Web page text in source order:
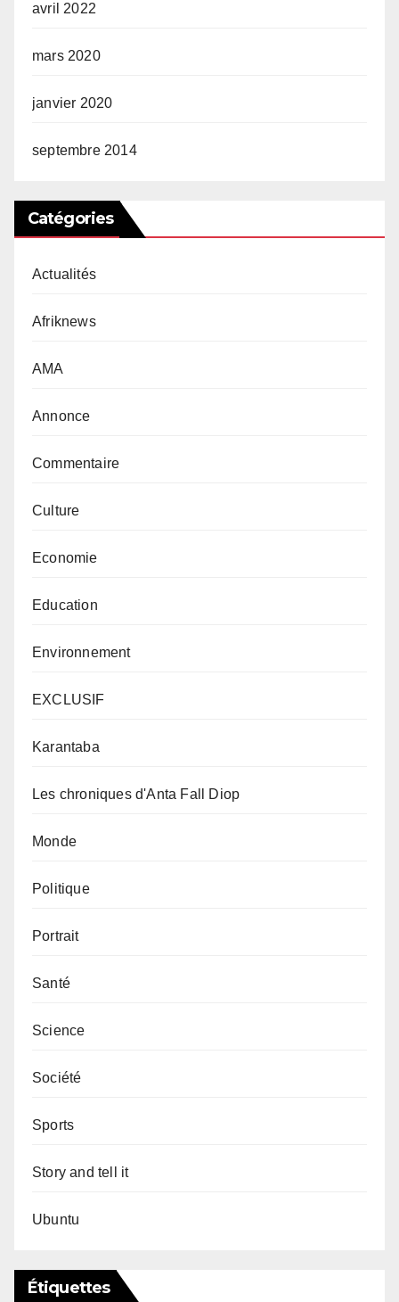
avril 2022
mars 2020
janvier 2020
septembre 2014
Catégories
Actualités
Afriknews
AMA
Annonce
Commentaire
Culture
Economie
Education
Environnement
EXCLUSIF
Karantaba
Les chroniques d'Anta Fall Diop
Monde
Politique
Portrait
Santé
Science
Société
Sports
Story and tell it
Ubuntu
Étiquettes